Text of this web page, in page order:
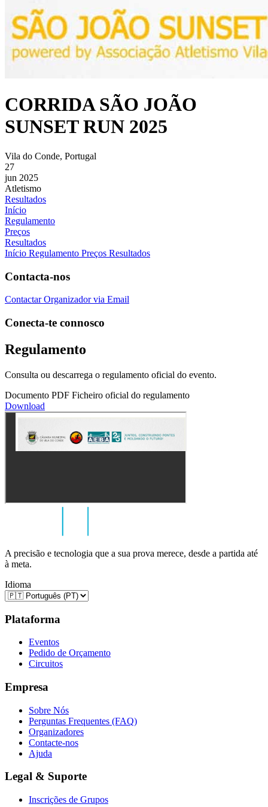
CORRIDA SÃO JOÃO
SUNSET RUN 2025
Vila do Conde, Portugal
27
jun 2025
Atletismo
Resultados
Início
Regulamento
Preços
Resultados
Início Regulamento Preços Resultados
Contacta-nos
Contactar Organizador via Email
Conecta-te connosco
Regulamento
Consulta ou descarrega o regulamento oficial do evento.
Documento PDF Ficheiro oficial do regulamento
Download
A precisão e tecnologia que a sua prova merece, desde a partida até
à meta.
Idioma
Plataforma
Eventos
Pedido de Orçamento
Circuitos
Empresa
Sobre Nós
Perguntas Frequentes (FAQ)
Organizadores
Contacte-nos
Ajuda
Legal & Suporte
Inscrições de Grupos